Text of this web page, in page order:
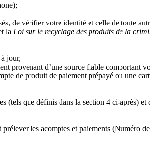
de vérifier votre identité et celle de toute
la Loi sur le recyclage des produits de la
jour,
provenant d’une source fiable comportant
de produit de paiement prépayé ou une
que définis dans la section 4 ci-après)
les acomptes et paiements (Numéro